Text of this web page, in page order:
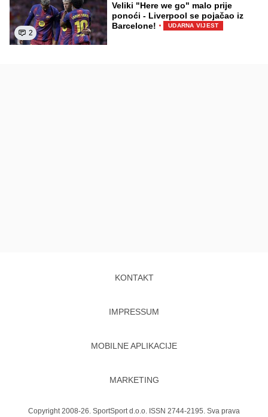
2
Veliki "Here we go" malo prije
ponoći - Liverpool se pojačao iz
Barcelone! · UDARNA VIJEST
KONTAKT
IMPRESSUM
MOBILNE APLIKACIJE
MARKETING
Copyright 2008-26. SportSport d.o.o. ISSN 2744-2195. Sva prava